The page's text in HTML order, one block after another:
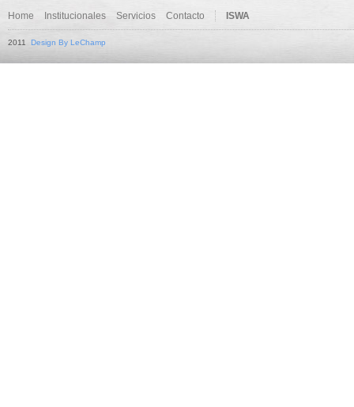
Home Institucionales Servicios Contacto ISWA
2011 Design By LeChamp